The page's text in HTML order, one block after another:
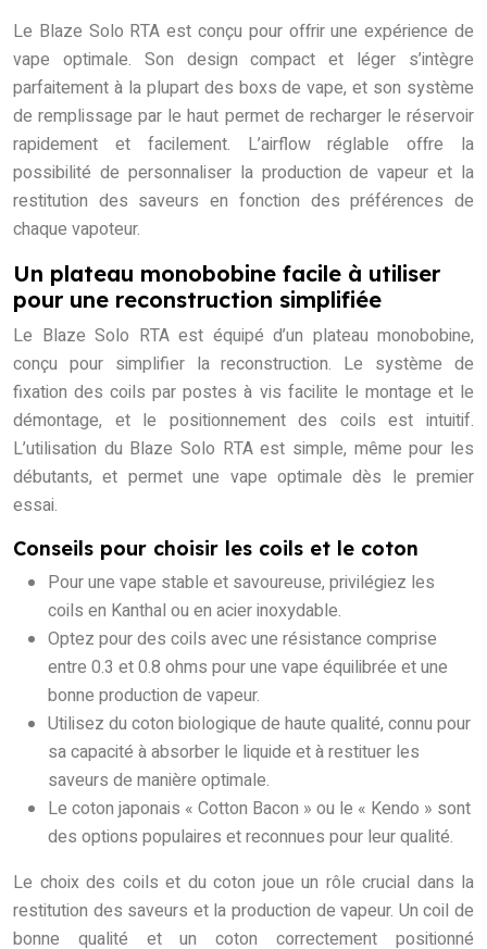
Le Blaze Solo RTA est conçu pour offrir une expérience de
vape optimale. Son design compact et léger s’intègre
parfaitement à la plupart des boxs de vape, et son système
de remplissage par le haut permet de recharger le réservoir
rapidement et facilement. L’airflow réglable offre la
possibilité de personnaliser la production de vapeur et la
restitution des saveurs en fonction des préférences de
chaque vapoteur.
Un plateau monobobine facile à utiliser
pour une reconstruction simplifiée
Le Blaze Solo RTA est équipé d’un plateau monobobine,
conçu pour simplifier la reconstruction. Le système de
fixation des coils par postes à vis facilite le montage et le
démontage, et le positionnement des coils est intuitif.
L’utilisation du Blaze Solo RTA est simple, même pour les
débutants, et permet une vape optimale dès le premier
essai.
Conseils pour choisir les coils et le coton
Pour une vape stable et savoureuse, privilégiez les
coils en Kanthal ou en acier inoxydable.
Optez pour des coils avec une résistance comprise
entre 0.3 et 0.8 ohms pour une vape équilibrée et une
bonne production de vapeur.
Utilisez du coton biologique de haute qualité, connu pour
sa capacité à absorber le liquide et à restituer les
saveurs de manière optimale.
Le coton japonais « Cotton Bacon » ou le « Kendo » sont
des options populaires et reconnues pour leur qualité.
Le choix des coils et du coton joue un rôle crucial dans la
restitution des saveurs et la production de vapeur. Un coil de
bonne qualité et un coton correctement positionné